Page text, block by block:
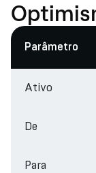
Parâmetro
Ativo
De
Para